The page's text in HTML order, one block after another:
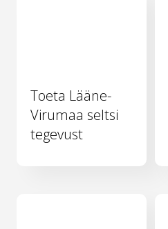
Toeta Lääne-
Virumaa seltsi
tegevust